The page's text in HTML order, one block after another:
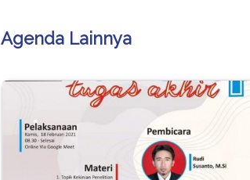
Agenda Lainnya